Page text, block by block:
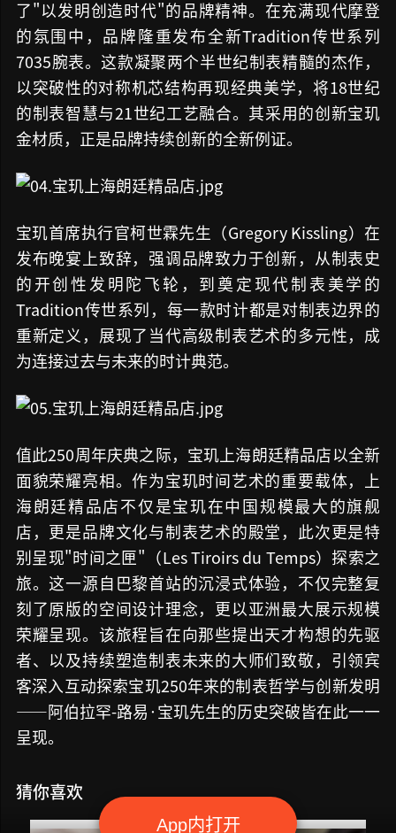
了"以发明创造时代"的品牌精神。在充满现代摩登
的氛围中，品牌隆重发布全新Tradition传世系列
7035腕表。这款凝聚两个半世纪制表精髓的杰作，
以突破性的对称机芯结构再现经典美学，将18世纪
的制表智慧与21世纪工艺融合。其采用的创新宝玑
金材质，正是品牌持续创新的全新例证。
宝玑首席执行官柯世霖先生（Gregory Kissling）在
发布晚宴上致辞，强调品牌致力于创新，从制表史
的开创性发明陀飞轮，到奠定现代制表美学的
Tradition传世系列，每一款时计都是对制表边界的
重新定义，展现了当代高级制表艺术的多元性，成
为连接过去与未来的时计典范。
值此250周年庆典之际，宝玑上海朗廷精品店以全新
面貌荣耀亮相。作为宝玑时间艺术的重要载体，上
海朗廷精品店不仅是宝玑在中国规模最大的旗舰
店，更是品牌文化与制表艺术的殿堂，此次更是特
别呈现"时间之匣"（Les Tiroirs du Temps）探索之
旅。这一源自巴黎首站的沉浸式体验，不仅完整复
刻了原版的空间设计理念，更以亚洲最大展示规模
荣耀呈现。该旅程旨在向那些提出天才构想的先驱
者、以及持续塑造制表未来的大师们致敬，引领宾
客深入互动探索宝玑250年来的制表哲学与创新发明
——阿伯拉罕-路易·宝玑先生的历史突破皆在此一一
呈现。
猜你喜欢
App内打开